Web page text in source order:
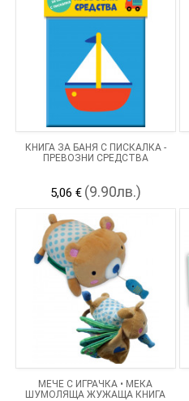
КНИГА ЗА БАНЯ С ПИСКАЛКА -
ПРЕВОЗНИ СРЕДСТВА
5,06 € (9.90лв.)
МЕЧЕ С ИГРАЧКА • МЕКА
ШУМОЛЯЩА ЖУЖАЩА КНИГА